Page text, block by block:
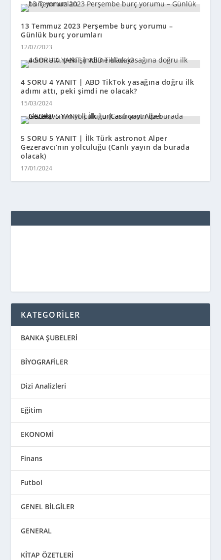
13 Temmuz 2023 Perşembe burç yorumu –
Günlük burç yorumları
12/07/2023
4 SORU 4 YANIT | ABD TikTok yasağına doğru ilk
adımı attı, peki şimdi ne olacak?
15/03/2024
5 SORU 5 YANIT | İlk Türk astronot Alper
Gezeravcı’nın yolculuğu (Canlı yayın da burada
olacak)
17/01/2024
KATEGORİLER
BANKA ŞUBELERİ
BİYOGRAFİLER
Dizi Analizleri
Eğitim
EKONOMİ
Finans
Futbol
GENEL BİLGİLER
GENERAL
KİTAP ÖZETLERİ